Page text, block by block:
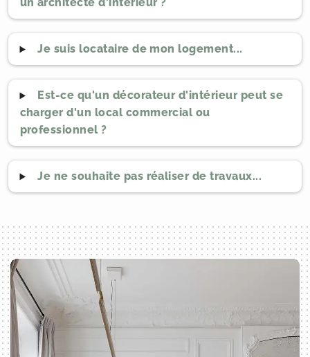
un architecte d'intérieur ?
Je suis locataire de mon logement...
Est-ce qu'un décorateur d'intérieur peut se
charger d'un local commercial ou
professionnel ?
Je ne souhaite pas réaliser de travaux...